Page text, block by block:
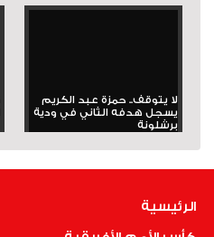
لا يتوقف.. حمزة عبد الكريم
يسجل هدفه الثاني في ودية
برشلونة
الرئيسية